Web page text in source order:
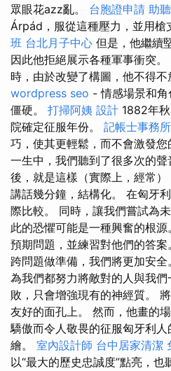
眾眼花azz亂。 台胞證申請 助
Árpád，服從這種壓力，並用槍
班 台北月子中心 但是，他繼續
因此他拒絕展示各種軍事衝突。
時，由於改變了構圖，他不得
wordpress seo - 情感場景和
僵硬。 打掃阿姨 設計 1882年
院確定征服年份。 記帳士事務所
巧，使其更輕鬆，而不會激發
一生中，我們聽到了很多次的
後，就是這樣（實際上，經常）
講話幾分鐘，結構化。 在匈牙
際比較。 同時，讓我們嘗試為
此的恐懼可能是一種興奮的根
預期問題，並練習對他們的答
跨問題做準備，我們將更加安
為我們都努力將敵對的人與我
敗，只會增強現有的神經質。
友好的面孔上。 然而，他畫的
驕傲而令人敬畏的征服匈牙利
繪。 室內設計師 台中居家清潔
以“最大的歷史忠誠度”點亮，也